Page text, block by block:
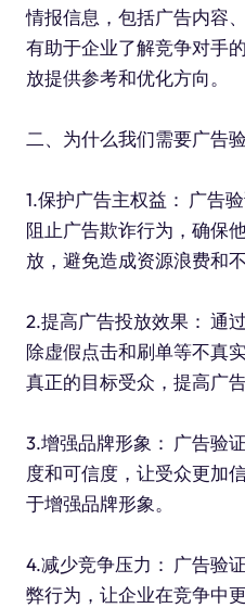
情报信息，包括广告内容
有助于企业了解竞争对手
放提供参考和优化方向。
二、为什么我们需要广告
1.保护广告主权益： 广告
阻止广告欺诈行为，确保
放，避免造成资源浪费和
2.提高广告投放效果： 通
除虚假点击和刷单等不真
真正的目标受众，提高广
3.增强品牌形象： 广告验
度和可信度，让受众更加
于增强品牌形象。
4.减少竞争压力： 广告验
弊行为，让企业在竞争中